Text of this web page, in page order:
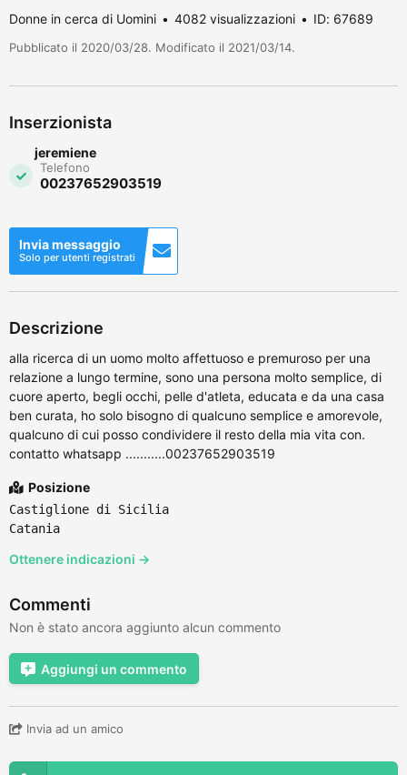
Donne in cerca di Uomini 4082 visualizzazioni ID: 67689
Pubblicato il 2020/03/28. Modificato il 2021/03/14.
Inserzionista
jeremiene
Telefono
00237652903519
Invia messaggio
Solo per utenti registrati
Descrizione
alla ricerca di un uomo molto affettuoso e premuroso per una
relazione a lungo termine, sono una persona molto semplice, di
cuore aperto, begli occhi, pelle d'atleta, educata e da una casa
ben curata, ho solo bisogno di qualcuno semplice e amorevole,
qualcuno di cui posso condividere il resto della mia vita con.
contatto whatsapp ...........00237652903519
Posizione
Castiglione di Sicilia
Catania
Ottenere indicazioni →
Commenti
Non è stato ancora aggiunto alcun commento
Aggiungi un commento
Invia ad un amico